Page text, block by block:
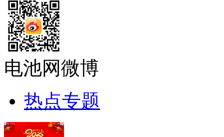
电池网微博
热点专题